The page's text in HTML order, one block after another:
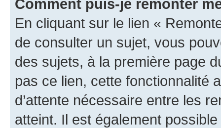
Comment puis-je remonter
En cliquant sur le lien «
de consulter un sujet, vous
des sujets, à la première page
pas ce lien, cette fonctionnalité
d’attente nécessaire entre les
atteint. Il est également